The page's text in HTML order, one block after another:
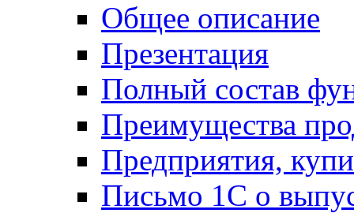
Общее описание
Презентация
Полный состав
Преимущества
Предприятия,
Письмо 1С о